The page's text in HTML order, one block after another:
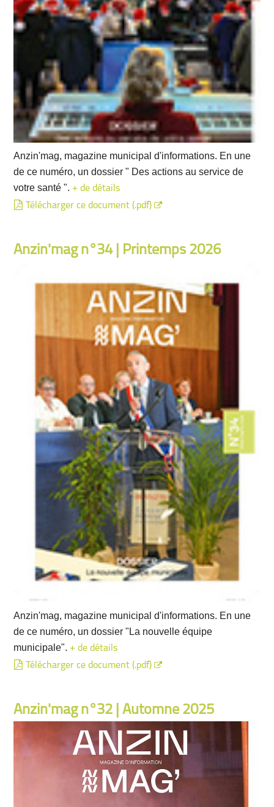
Anzin'mag, magazine municipal d'informations. En une
de ce numéro, un dossier " Des actions au service de
votre santé ".+ de détails
Télécharger ce document (.pdf)
Anzin'mag n°34 | Printemps 2026
Anzin'mag, magazine municipal d'informations. En une
de ce numéro, un dossier "La nouvelle équipe
municipale".+ de détails
Télécharger ce document (.pdf)
Anzin'mag n°32 | Automne 2025